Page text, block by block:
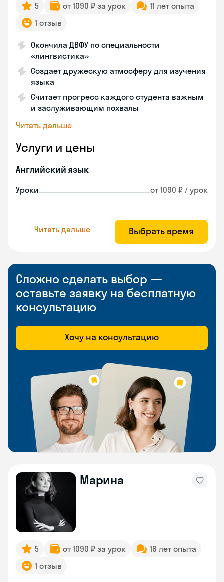
5 от 1090 ₽ за урок
11 лет опыта
1 отзыв
Окончила ДВФУ по специальности
«лингвистика»
Создает дружескую атмосферу для изучения
языка
Считает прогресс каждого студента важным
и заслуживающим похвалы
Читать дальше
Услуги и цены
Английский язык
Уроки от 1090 ₽ / урок
Читать дальше Выбрать время
Сложно сделать выбор —
оставьте заявку на бесплатную
консультацию
Хочу на консультацию
Марина
5 от 1090 ₽ за урок
16 лет опыта
1 отзыв